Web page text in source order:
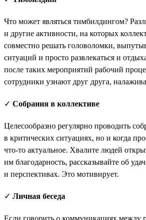
Что может являться тимбилдингом?
и другие активности, на которых
совместно решать головоломки,
ситуаций и просто развлекаться и
после таких мероприятий рабочий
сотрудники узнают друг друга,
✓ Собрания в коллективе
Целесообразно регулярно проводить
в критических ситуациях, но и когда
что-то актуальное. Хвалите людей
им благодарность, рассказывайте об
и перспективах. Это мотивирует.
✓ Личная беседа
Если говорить о коммуникациях между